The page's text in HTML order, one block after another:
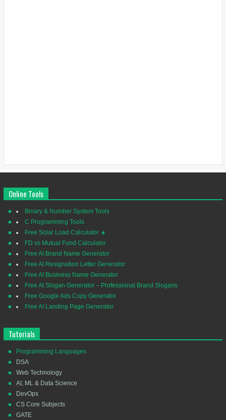
Online Tools
Binary & Number System Tools
C Programming Tools
Free Solar Load Calculator ☀️
FD vs Mutual Fund Calculator
Free AI Brand Name Generator
Free AI Resignation Letter Generator
Free AI Business Name Generator
Free AI Slogan Generator – Professional Brand Slogans
Free Google Ads Copy Generator
Free AI Landing Page Generator
Tutorials
Programming Languages
DSA
Web Technology
AI, ML & Data Science
DevOps
CS Core Subjects
GATE